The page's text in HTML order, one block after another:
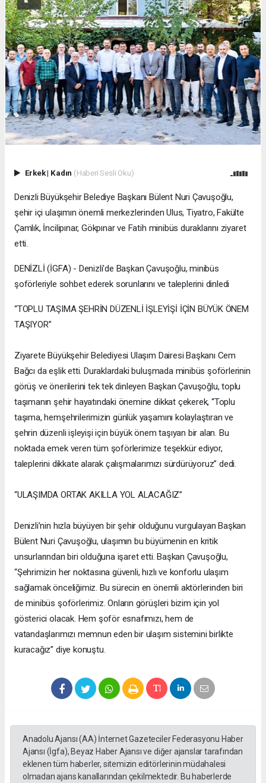
Erkek| Kadın (Haberi Sesli Oku)
Denizli Büyükşehir Belediye Başkanı Bülent Nuri Çavuşoğlu,
şehir içi ulaşımın önemli merkezlerinden Ulus, Tiyatro, Fakülte
Çamlık, İncilipınar, Gökpınar ve Fatih minibüs duraklarını ziyaret
etti.
DENİZLİ (İGFA) - Denizli'de Başkan Çavuşoğlu, minibüs
şoförleriyle sohbet ederek sorunlarını ve taleplerini dinledi
“TOPLU TAŞIMA ŞEHRİN DÜZENLİ İŞLEYİŞİ İÇİN BÜYÜK ÖNEM
TAŞIYOR”
Ziyarete Büyükşehir Belediyesi Ulaşım Dairesi Başkanı Cem
Bağcı da eşlik etti. Duraklardaki buluşmada minibüs şoförlerinin
görüş ve önerilerini tek tek dinleyen Başkan Çavuşoğlu, toplu
taşımanın şehir hayatındaki önemine dikkat çekerek, “Toplu
taşıma, hemşehrilerimizin günlük yaşamını kolaylaştıran ve
şehrin düzenli işleyişi için büyük önem taşıyan bir alan. Bu
noktada emek veren tüm şoförlerimize teşekkür ediyor,
taleplerini dikkate alarak çalışmalarımızı sürdürüyoruz” dedi.
“ULAŞIMDA ORTAK AKILLA YOL ALACAĞIZ”
Denizli’nin hızla büyüyen bir şehir olduğunu vurgulayan Başkan
Bülent Nuri Çavuşoğlu, ulaşımın bu büyümenin en kritik
unsurlarından biri olduğuna işaret etti. Başkan Çavuşoğlu,
“Şehrimizin her noktasına güvenli, hızlı ve konforlu ulaşım
sağlamak önceliğimiz. Bu sürecin en önemli aktörlerinden biri
de minibüs şoförlerimiz. Onların görüşleri bizim için yol
gösterici olacak. Hem şoför esnafımızı, hem de
vatandaşlarımızı memnun eden bir ulaşım sistemini birlikte
kuracağız” diye konuştu.
Anadolu Ajansı (AA) İnternet Gazeteciler Federasyonu Haber
Ajansı (İgfa), Beyaz Haber Ajansı ve diğer ajanslar tarafından
eklenen tüm haberler, sitemizin editörlerinin müdahalesi
olmadan ajans kanallarından çekilmektedir. Bu haberlerde